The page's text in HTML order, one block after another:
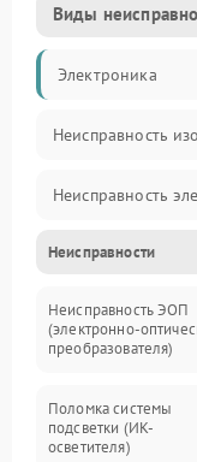
Виды
Электроника
Неисправность
Неисправность
Механические
Неисправность
Оптика
Неисправности
Неисправность ЭОП
(электронно-
преобразователя)
Поломка системы
подсветки (ИК-
осветителя)